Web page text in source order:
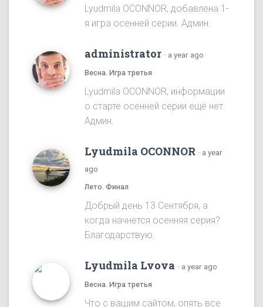
Lyudmila OCONNOR, добавлена 1-
я игра осенней серии. Админ.
administrator · a year ago
Весна. Игра третья
Lyudmila OCONNOR, информации
о старте осенней серии ещё нет.
Админ.
Lyudmila OCONNOR · a year
ago
Лето. Финал
Добрый день 13 Сентября, а
когда начнется осенняя серия?
Благодарствую.
Lyudmila Lvova · a year ago
Весна. Игра третья
Что с вашим сайтом, опять все